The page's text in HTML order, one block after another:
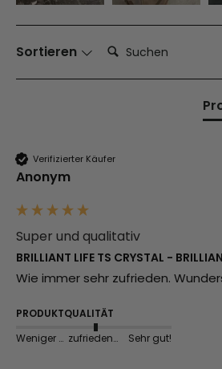
Sortieren Suchen:
Verifizierter Käufer
Anonym
Super und qualitativ
BRILLIANT LIFE TS CRYSTAL -
Wie immer sehr zufrieden.
PRODUKTQUALITÄT
Weniger gut
zufriedenstellend Sehr gut!